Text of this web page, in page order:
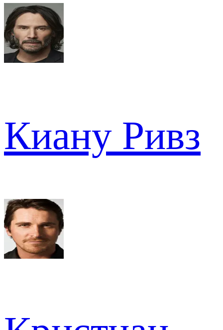
Киану Ривз